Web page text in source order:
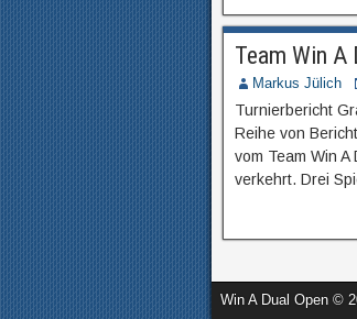
Team Win A
Markus Jülich
Turnierbericht
Reihe von
vom Team Win
verkehrt. Drei
Win A Dual Open ©